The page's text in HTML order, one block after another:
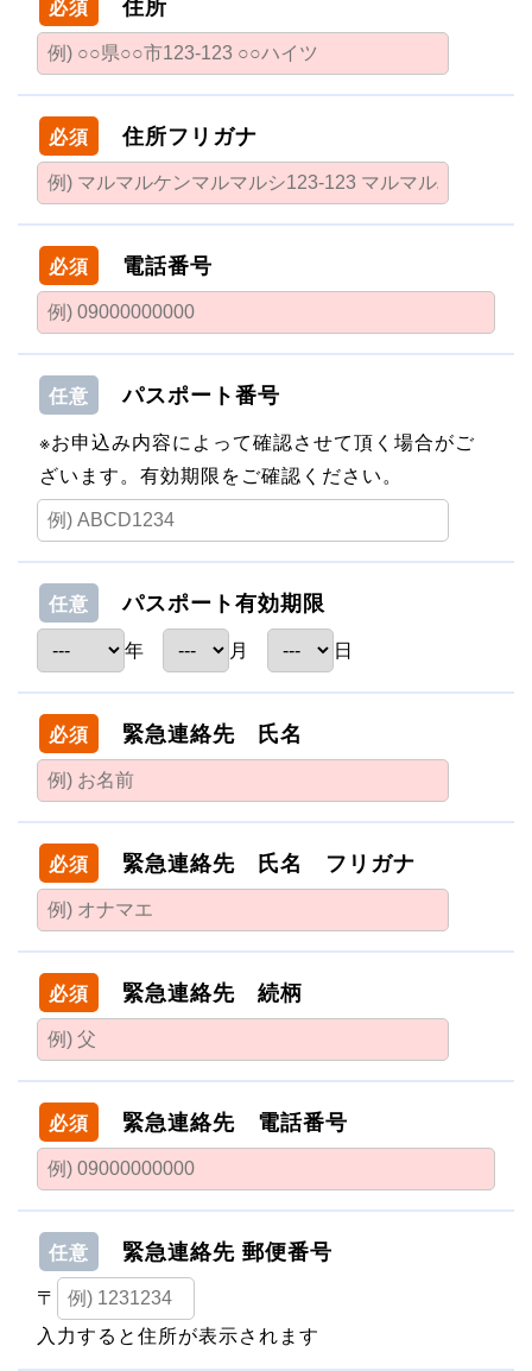
必須
必須 住所フリガナ
必須 電話番号
任意 パスポート番号
※お申込み内容によって確認させて頂く場合がご
ざいます。有効期限をご確認ください。
任意 パスポート有効期限
年 月 日
必須 緊急連絡先 氏名
必須 緊急連絡先 氏名 フリガナ
必須 緊急連絡先 続柄
必須 緊急連絡先 電話番号
任意 緊急連絡先 郵便番号
〒
入力すると住所が表示されます